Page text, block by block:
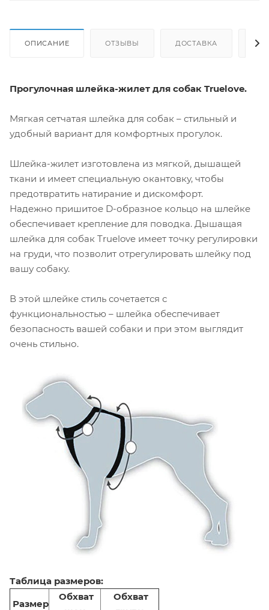
ОПИСАНИЕ ОТЗЫВЫ ДОСТАВКА
Прогулочная шлейка-жилет для собак Truelove.
Мягкая сетчатая шлейка для собак – стильный и
удобный вариант для комфортных прогулок.
Шлейка-жилет изготовлена из мягкой, дышащей
ткани и имеет специальную окантовку, чтобы
предотвратить натирание и дискомфорт.
Надежно пришитое D-образное кольцо на шлейке
обеспечивает крепление для поводка. Дышащая
шлейка для собак Truelove имеет точку регулировки
на груди, что позволит отрегулировать шлейку под
вашу собаку.
В этой шлейке стиль сочетается с
функциональностью – шлейка обеспечивает
безопасность вашей собаки и при этом выглядит
очень стильно.
Таблица размеров:
Размер
Обхват
Обхват